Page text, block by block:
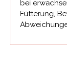
bei
Fütterung,